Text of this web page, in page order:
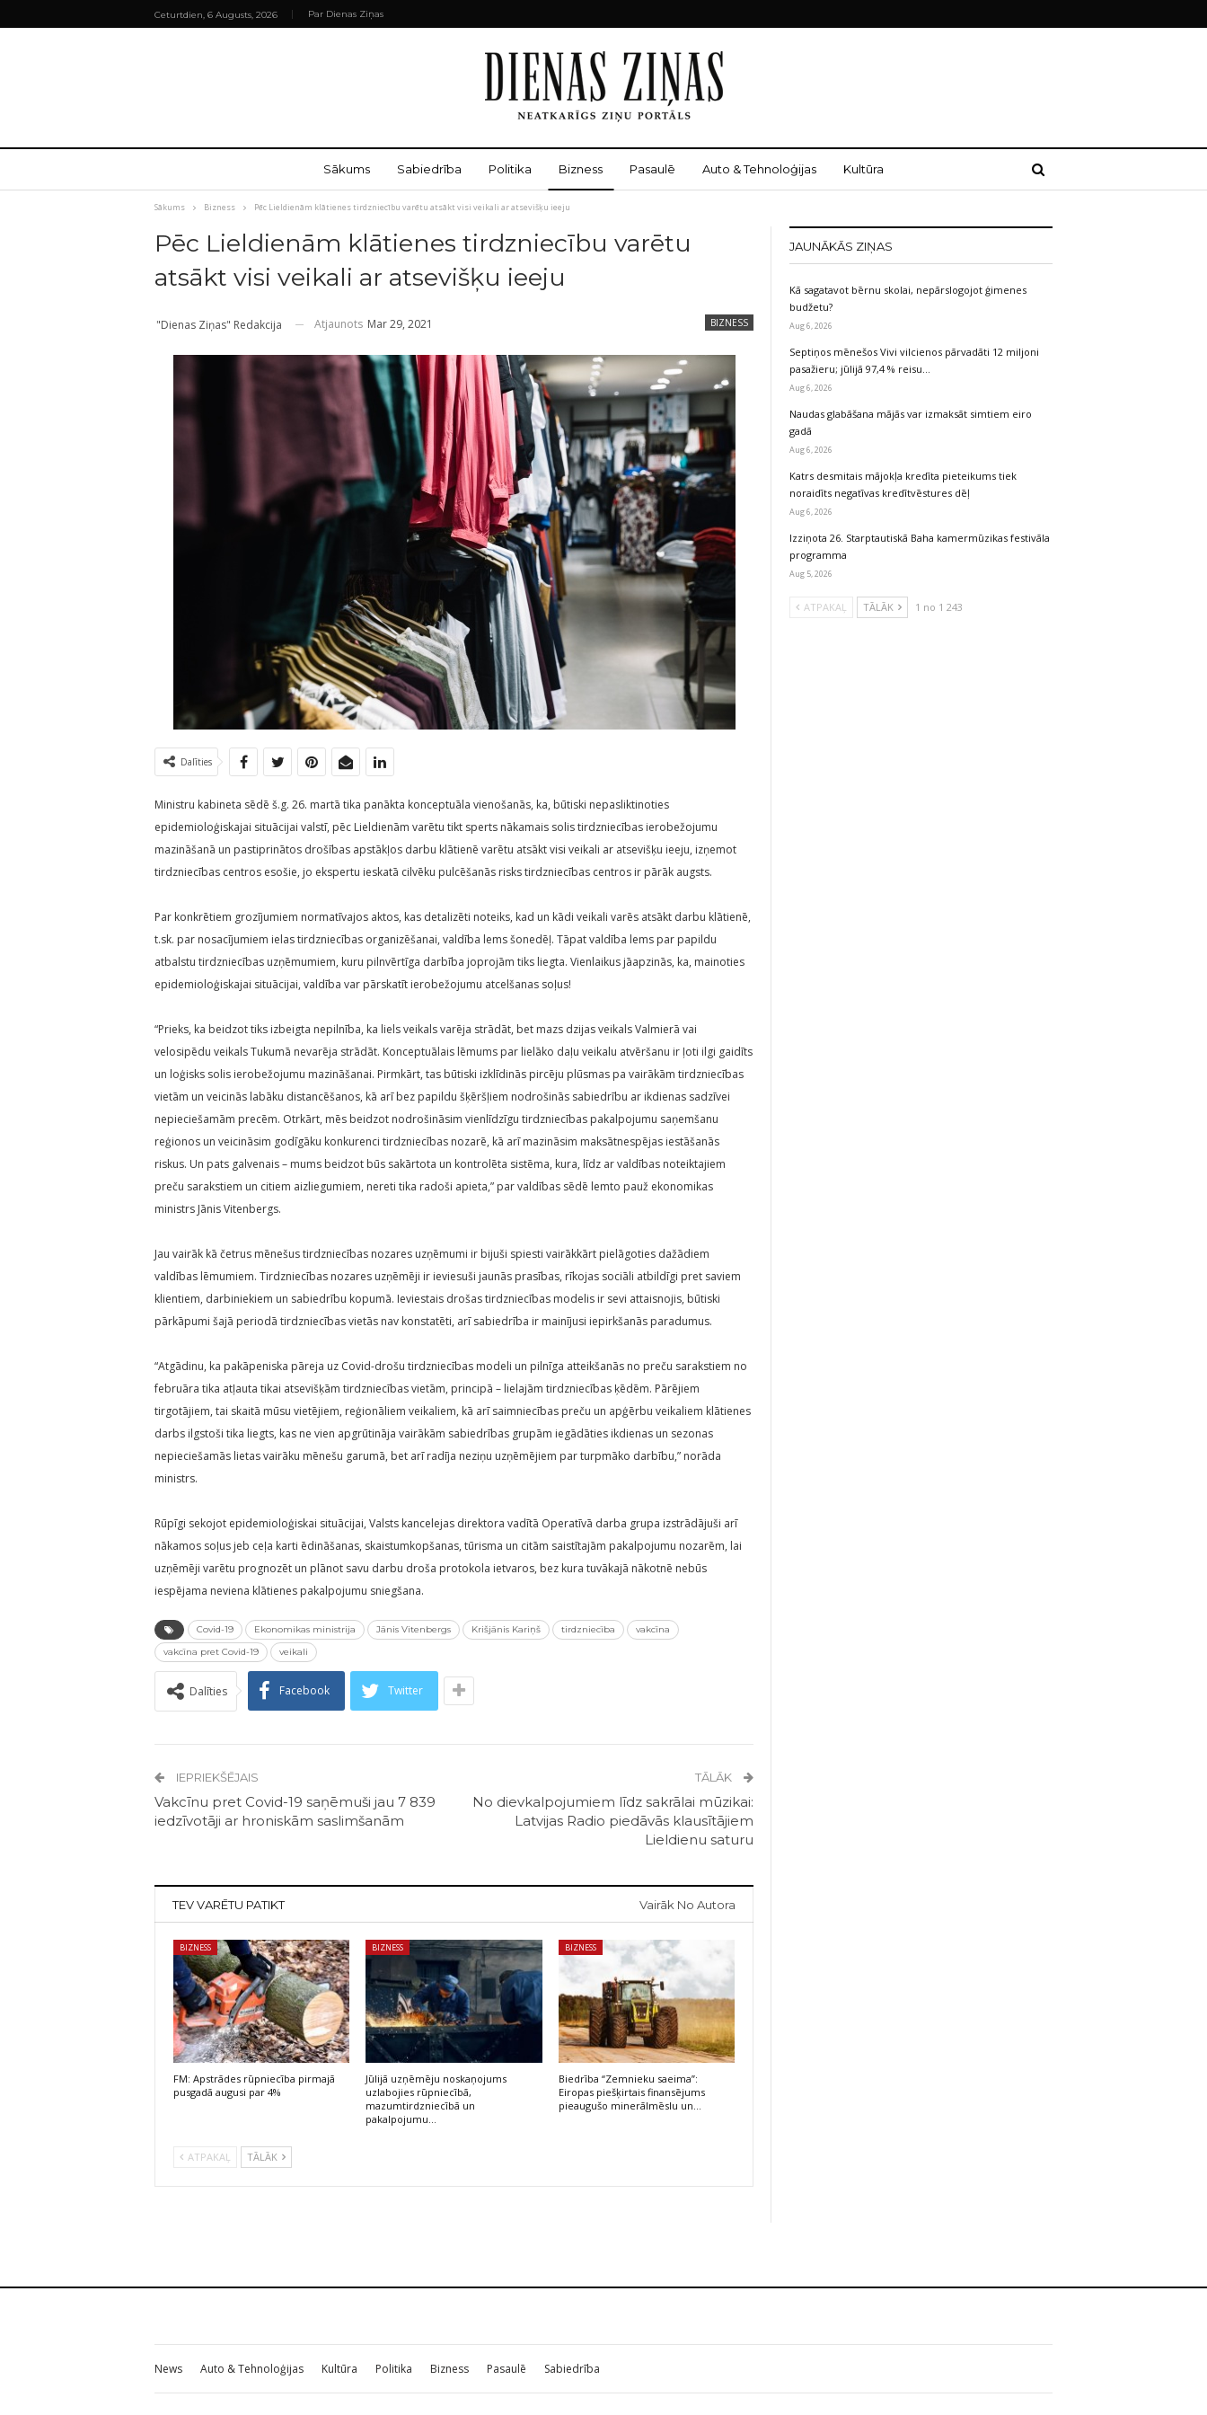
Ceturtdien, 6 Augusts, 2026 Par Dienas Ziņas
Sākums Sabiedrība Politika Bizness Pasaulē Auto & Tehnoloģijas Kultūra
Sākums Bizness Pēc Lieldienām klātienes tirdzniecību varētu atsākt visi veikali ar atsevišķu ieeju
Pēc Lieldienām klātienes tirdzniecību varētu
atsākt visi veikali ar atsevišķu ieeju
BIZNESS
"Dienas Ziņas" Redakcija Atjaunots Mar 29, 2021
Dalīties
Ministru kabineta sēdē š.g. 26. martā tika panākta konceptuāla vienošanās, ka, būtiski nepasliktinoties
epidemioloģiskajai situācijai valstī, pēc Lieldienām varētu tikt sperts nākamais solis tirdzniecības ierobežojumu
mazināšanā un pastiprinātos drošības apstākļos darbu klātienē varētu atsākt visi veikali ar atsevišķu ieeju, izņemot
tirdzniecības centros esošie, jo ekspertu ieskatā cilvēku pulcēšanās risks tirdzniecības centros ir pārāk augsts.
Par konkrētiem grozījumiem normatīvajos aktos, kas detalizēti noteiks, kad un kādi veikali varēs atsākt darbu klātienē,
t.sk. par nosacījumiem ielas tirdzniecības organizēšanai, valdība lems šonedēļ. Tāpat valdība lems par papildu
atbalstu tirdzniecības uzņēmumiem, kuru pilnvērtīga darbība joprojām tiks liegta. Vienlaikus jāapzinās, ka, mainoties
epidemioloģiskajai situācijai, valdība var pārskatīt ierobežojumu atcelšanas soļus!
“Prieks, ka beidzot tiks izbeigta nepilnība, ka liels veikals varēja strādāt, bet mazs dzijas veikals Valmierā vai
velosipēdu veikals Tukumā nevarēja strādāt. Konceptuālais lēmums par lielāko daļu veikalu atvēršanu ir ļoti ilgi gaidīts
un loģisks solis ierobežojumu mazināšanai. Pirmkārt, tas būtiski izklīdinās pircēju plūsmas pa vairākām tirdzniecības
vietām un veicinās labāku distancēšanos, kā arī bez papildu šķēršļiem nodrošinās sabiedrību ar ikdienas sadzīvei
nepieciešamām precēm. Otrkārt, mēs beidzot nodrošināsim vienlīdzīgu tirdzniecības pakalpojumu saņemšanu
reģionos un veicināsim godīgāku konkurenci tirdzniecības nozarē, kā arī mazināsim maksātnespējas iestāšanās
riskus. Un pats galvenais – mums beidzot būs sakārtota un kontrolēta sistēma, kura, līdz ar valdības noteiktajiem
preču sarakstiem un citiem aizliegumiem, nereti tika radoši apieta,” par valdības sēdē lemto pauž ekonomikas
ministrs Jānis Vitenbergs.
Jau vairāk kā četrus mēnešus tirdzniecības nozares uzņēmumi ir bijuši spiesti vairākkārt pielāgoties dažādiem
valdības lēmumiem. Tirdzniecības nozares uzņēmēji ir ieviesuši jaunās prasības, rīkojas sociāli atbildīgi pret saviem
klientiem, darbiniekiem un sabiedrību kopumā. Ieviestais drošas tirdzniecības modelis ir sevi attaisnojis, būtiski
pārkāpumi šajā periodā tirdzniecības vietās nav konstatēti, arī sabiedrība ir mainījusi iepirkšanās paradumus.
“Atgādinu, ka pakāpeniska pāreja uz Covid-drošu tirdzniecības modeli un pilnīga atteikšanās no preču sarakstiem no
februāra tika atļauta tikai atsevišķām tirdzniecības vietām, principā – lielajām tirdzniecības ķēdēm. Pārējiem
tirgotājiem, tai skaitā mūsu vietējiem, reģionāliem veikaliem, kā arī saimniecības preču un apģērbu veikaliem klātienes
darbs ilgstoši tika liegts, kas ne vien apgrūtināja vairākām sabiedrības grupām iegādāties ikdienas un sezonas
nepieciešamās lietas vairāku mēnešu garumā, bet arī radīja neziņu uzņēmējiem par turpmāko darbību,” norāda
ministrs.
Rūpīgi sekojot epidemioloģiskai situācijai, Valsts kancelejas direktora vadītā Operatīvā darba grupa izstrādājuši arī
nākamos soļus jeb ceļa karti ēdināšanas, skaistumkopšanas, tūrisma un citām saistītajām pakalpojumu nozarēm, lai
uzņēmēji varētu prognozēt un plānot savu darbu droša protokola ietvaros, bez kura tuvākajā nākotnē nebūs
iespējama neviena klātienes pakalpojumu sniegšana.
Covid-19 Ekonomikas ministrija Jānis Vitenbergs Krišjānis Kariņš tirdzniecība
vakcīna
vakcīna pret Covid-19
veikali
Dalīties Facebook Twitter
IEPRIEKŠĒJAIS
Vakcīnu pret Covid-19 saņēmuši jau 7 839
iedzīvotāji ar hroniskām saslimšanām
TĀLĀK
No dievkalpojumiem līdz sakrālai mūzikai:
Latvijas Radio piedāvās klausītājiem
Lieldienu saturu
TEV VARĒTU PATIKT Vairāk No Autora
BIZNESS
FM: Apstrādes rūpniecība pirmajā
pusgadā augusi par 4%
BIZNESS
Jūlijā uzņēmēju noskaņojums
uzlabojies rūpniecībā,
mazumtirdzniecībā un
pakalpojumu…
BIZNESS
Biedrība “Zemnieku saeima”:
Eiropas piešķirtais finansējums
pieaugušo minerālmēslu un…
ATPAKAĻ TĀLĀK
JAUNĀKĀS ZIŅAS
Kā sagatavot bērnu skolai, nepārslogojot ģimenes
budžetu?
Aug 6, 2026
Septiņos mēnešos Vivi vilcienos pārvadāti 12 miljoni
pasažieru; jūlijā 97,4 % reisu…
Aug 6, 2026
Naudas glabāšana mājās var izmaksāt simtiem eiro
gadā
Aug 6, 2026
Katrs desmitais mājokļa kredīta pieteikums tiek
noraidīts negatīvas kredītvēstures dēļ
Aug 6, 2026
Izziņota 26. Starptautiskā Baha kamermūzikas festivāla
programma
Aug 5, 2026
ATPAKAĻ TĀLĀK 1 no 1 243
News Auto & Tehnoloģijas Kultūra Politika Bizness Pasaulē Sabiedrība